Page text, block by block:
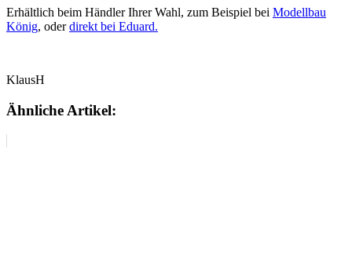
Erhältlich beim Händler Ihrer Wahl, zum Beispiel bei Modellbau
König, oderdirekt bei Eduard.
KlausH
Ähnliche Artikel: